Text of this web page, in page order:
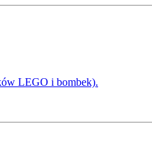
LEGO i bombek).